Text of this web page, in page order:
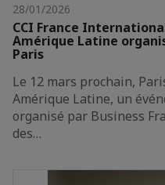
28/01/2026
CCI France
Amérique Latine
Paris
Le 12 mars prochain,
Amérique Latine, un
organisé par Business
des…